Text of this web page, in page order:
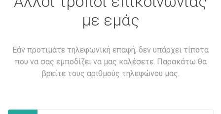
με εμάς
Εάν προτιμάτε τηλεφωνική επαφή, δεν υπάρχει τίποτα
που να σας εμποδίζει να μας καλέσετε. Παρακάτω θα
βρείτε τους αριθμούς τηλεφώνου μας.